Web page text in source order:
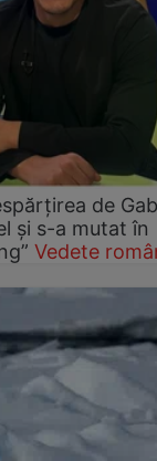
de
și s-a mutat în
Vedete